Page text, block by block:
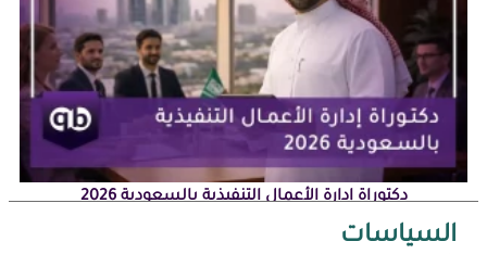
دكتوراة إدارة الأعمال التنفيذية بالسعودية 2026
السياسات